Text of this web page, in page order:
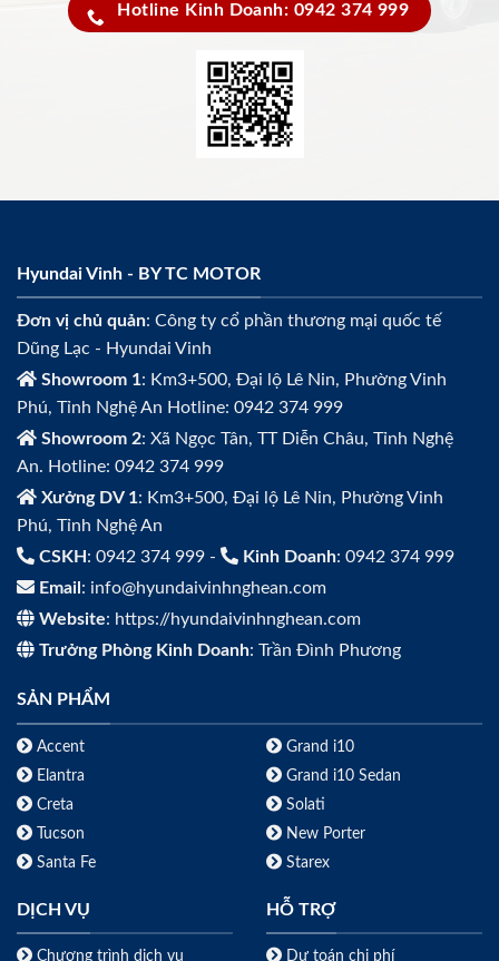
Hotline Kinh Doanh: 0942 374 999
Hyundai Vinh - BY TC MOTOR
Đơn vị chủ quản: Công ty cổ phần thương mại quốc tế
Dũng Lạc - Hyundai Vinh
Showroom 1: Km3+500, Đại lộ Lê Nin, Phường Vinh
Phú, Tỉnh Nghệ An Hotline: 0942 374 999
Showroom 2: Xã Ngọc Tân, TT Diễn Châu, Tỉnh Nghệ
An. Hotline: 0942 374 999
Xưởng DV 1: Km3+500, Đại lộ Lê Nin, Phường Vinh
Phú, Tỉnh Nghệ An
CSKH : 0942 374 999 - Kinh Doanh: 0942 374 999
Email : info@hyundaivinhnghean.com
Website: https://hyundaivinhnghean.com
Trưởng Phòng Kinh Doanh: Trần Đình Phương
SẢN PHẨM
Accent
Elantra
Creta
Tucson
Santa Fe
Grand i10
Grand i10 Sedan
Solati
New Porter
Starex
DỊCH VỤ
Chương trình dịch vụ
HỖ TRỢ
Dự toán chi phí